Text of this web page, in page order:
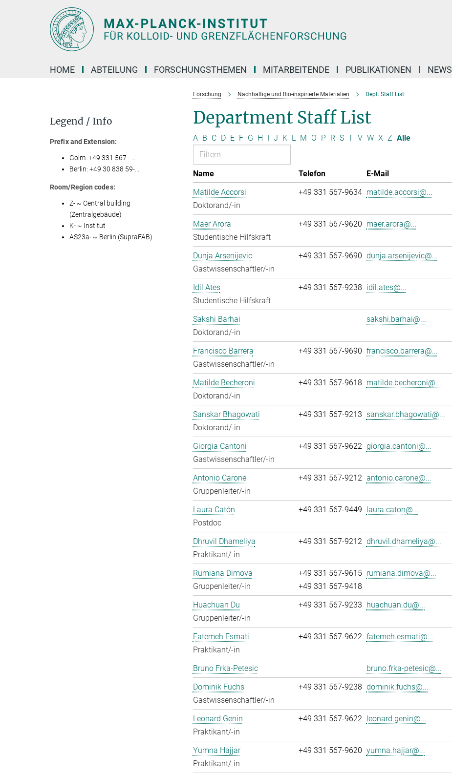
HOME ABTEILUNG FORSCHUNGSTHEMEN MITARBEITENDE PUBLIKATIONEN NEWS
Forschung Nachhaltige und Bio-inspirierte Materialien Dept. Staff List
Department Staff List
A B C D E F G H I J K L M O P R S T V W X Z Alle
Name Telefon E-Mail
Matilde Accorsi
Doktorand/-in
+49 331 567-9634 matilde.accorsi@...
Maer Arora
Studentische Hilfskraft
+49 331 567-9620 maer.arora@...
Dunja Arsenijevic
Gastwissenschaftler/-in
+49 331 567-9690 dunja.arsenijevic@...
Idil Ates
Studentische Hilfskraft
+49 331 567-9238 idil.ates@...
Sakshi Barhai
Doktorand/-in
sakshi.barhai@...
Francisco Barrera
Gastwissenschaftler/-in
+49 331 567-9690 francisco.barrera@...
Matilde Becheroni
Doktorand/-in
+49 331 567-9618 matilde.becheroni@...
Sanskar Bhagowati
Doktorand/-in
+49 331 567-9213 sanskar.bhagowati@...
Giorgia Cantoni
Gastwissenschaftler/-in
+49 331 567-9622 giorgia.cantoni@...
Antonio Carone
Gruppenleiter/-in
+49 331 567-9212 antonio.carone@...
Laura Catón
Postdoc
+49 331 567-9449 laura.caton@...
Dhruvil Dhameliya
Praktikant/-in
+49 331 567-9212 dhruvil.dhameliya@...
Rumiana Dimova
Gruppenleiter/-in
+49 331 567-9615
+49 331 567-9418
rumiana.dimova@...
Huachuan Du
Gruppenleiter/-in
+49 331 567-9233 huachuan.du@...
Fatemeh Esmati
Praktikant/-in
+49 331 567-9622 fatemeh.esmati@...
Bruno Frka-Petesic
bruno.frka-petesic@...
Dominik Fuchs
Gastwissenschaftler/-in
+49 331 567-9238 dominik.fuchs@...
Leonard Genin
Praktikant/-in
+49 331 567-9622 leonard.genin@...
Yumna Hajjar
Praktikant/-in
+49 331 567-9620 yumna.hajjar@...
Legend / Info
Prefix and Extension:
Golm: +49 331 567 - ...
Berlin: +49 30 838 59-...
Room/Region codes:
Z- ~ Central building
(Zentralgebäude)
K- ~ Institut
AS23a- ~ Berlin (SupraFAB)